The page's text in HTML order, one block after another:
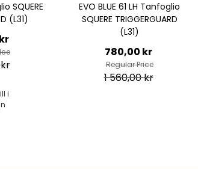
EVO BLUE 61 LH Tanfoglio
SQUERE TRIGGERGUARD